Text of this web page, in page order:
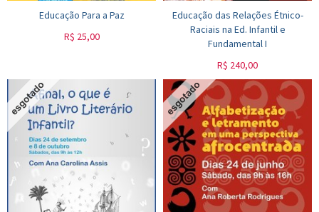
Educação Para a Paz
R$ 25,00
Educação das Relações Étnico-
Raciais na Ed. Infantil e
Fundamental I
R$ 240,00